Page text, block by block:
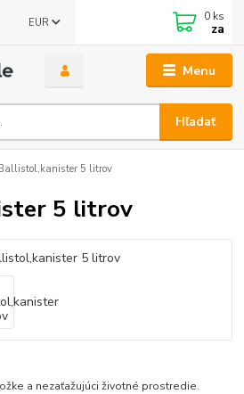
Menu
EUR
Hľadať
0 ks
za
5 litrov
5 litrov
a nezaťažujúci životné prostredie.